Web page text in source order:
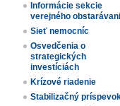
Informácie sekcie
verejného
Sieť nemocníc
Osvedčenia o
strategických
investíciách
Krízové riadenie
Stabilizačný